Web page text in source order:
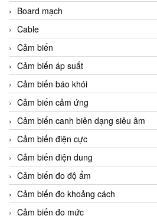
Board mạch
Cable
Cảm biến
Cảm biến áp suất
Cảm biến báo khói
Cảm biến cảm ứng
Cảm biến canh biên dạng siêu âm
Cảm biến điện cực
Cảm biến điện dung
Cảm biến đo độ ẩm
Cảm biến đo khoảng cách
Cảm biến đo mức